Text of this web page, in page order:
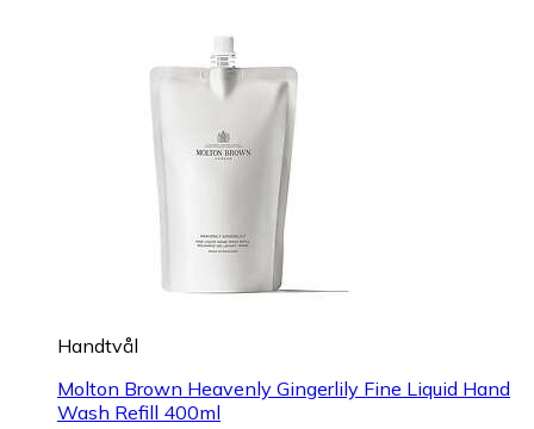
Handtvål
Molton Brown Heavenly Gingerlily Fine Liquid Hand
Wash Refill 400ml